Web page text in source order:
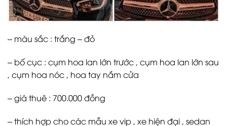
– màu sắc : trắng – đỏ
– bố cục : cụm hoa lan lớn trước , cụm hoa lan lớn sau
, cụm hoa nóc , hoa tay nắm cửa
– giá thuê : 700.000 đồng
– thích hợp cho các mẫu xe vip , xe hiện đại , sedan